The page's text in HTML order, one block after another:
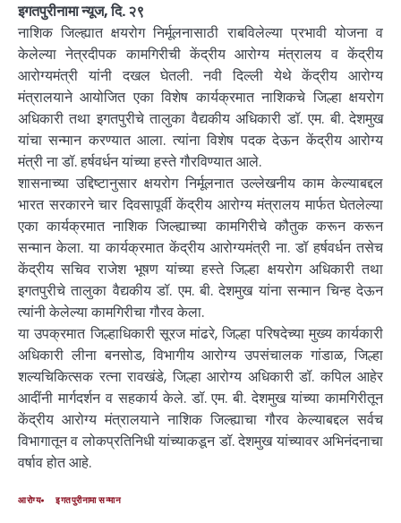
इगतपुरीनामा न्यूज, दि. २९
नाशिक जिल्ह्यात क्षयरोग निर्मूलनासाठी राबविलेल्या प्रभावी योजना व
केलेल्या नेत्रदीपक कामगिरीची केंद्रीय आरोग्य मंत्रालय व केंद्रीय
आरोग्यमंत्री यांनी दखल घेतली. नवी दिल्ली येथे केंद्रीय आरोग्य
मंत्रालयाने आयोजित एका विशेष कार्यक्रमात नाशिकचे जिल्हा क्षयरोग
अधिकारी तथा इगतपुरीचे तालुका वैद्यकीय अधिकारी डॉ. एम. बी. देशमुख
यांचा सन्मान करण्यात आला. त्यांना विशेष पदक देऊन केंद्रीय आरोग्य
मंत्री ना डॉ. हर्षवर्धन यांच्या हस्ते गौरविण्यात आले.
शासनाच्या उद्दिष्टानुसार क्षयरोग निर्मूलनात उल्लेखनीय काम केल्याबद्दल
भारत सरकारने चार दिवसापूर्वी केंद्रीय आरोग्य मंत्रालय मार्फत घेतलेल्या
एका कार्यक्रमात नाशिक जिल्ह्याच्या कामगिरीचे कौतुक करून करून
सन्मान केला. या कार्यक्रमात केंद्रीय आरोग्यमंत्री ना. डॉ हर्षवर्धन तसेच
केंद्रीय सचिव राजेश भूषण यांच्या हस्ते जिल्हा क्षयरोग अधिकारी तथा
इगतपुरीचे तालुका वैद्यकीय डॉ. एम. बी. देशमुख यांना सन्मान चिन्ह देऊन
त्यांनी केलेल्या कामगिरीचा गौरव केला.
या उपक्रमात जिल्हाधिकारी सूरज मांढरे, जिल्हा परिषदेच्या मुख्य कार्यकारी
अधिकारी लीना बनसोड, विभागीय आरोग्य उपसंचालक गांडाळ, जिल्हा
शल्यचिकित्सक रत्ना रावखंडे, जिल्हा आरोग्य अधिकारी डॉ. कपिल आहेर
आदींनी मार्गदर्शन व सहकार्य केले. डॉ. एम. बी. देशमुख यांच्या कामगिरीतून
केंद्रीय आरोग्य मंत्रालयाने नाशिक जिल्ह्याचा गौरव केल्याबद्दल सर्वच
विभागातून व लोकप्रतिनिधी यांच्याकडून डॉ. देशमुख यांच्यावर अभिनंदनाचा
वर्षाव होत आहे.
आरोग्य इगतपुरीनामा सन्मान